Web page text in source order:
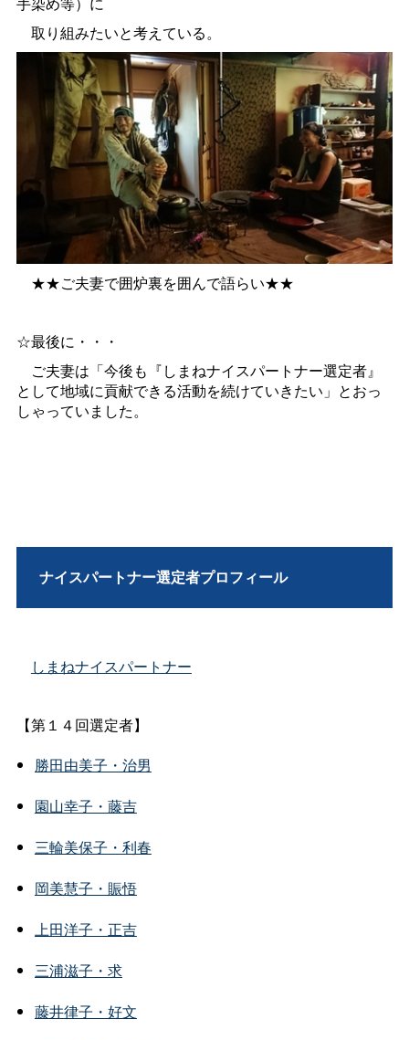
取り組みたいと考えている。
★★ご夫妻で囲炉裏を囲んで語らい★★
☆最後に・・・
ご夫妻は「今後も『しまねナイスパートナー選定者』
として地域に貢献できる活動を続けていきたい」とおっ
しゃっていました。
ナイスパートナー選定者プロフィール
しまねナイスパートナー
【第１４回選定者】
勝田由美子・治男
園山幸子・藤吉
三輪美保子・利春
岡美慧子・賑悟
上田洋子・正吉
三浦滋子・求
藤井律子・好文